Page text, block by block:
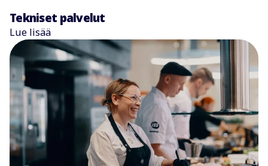
Tekniset palvelut
Lue lisää